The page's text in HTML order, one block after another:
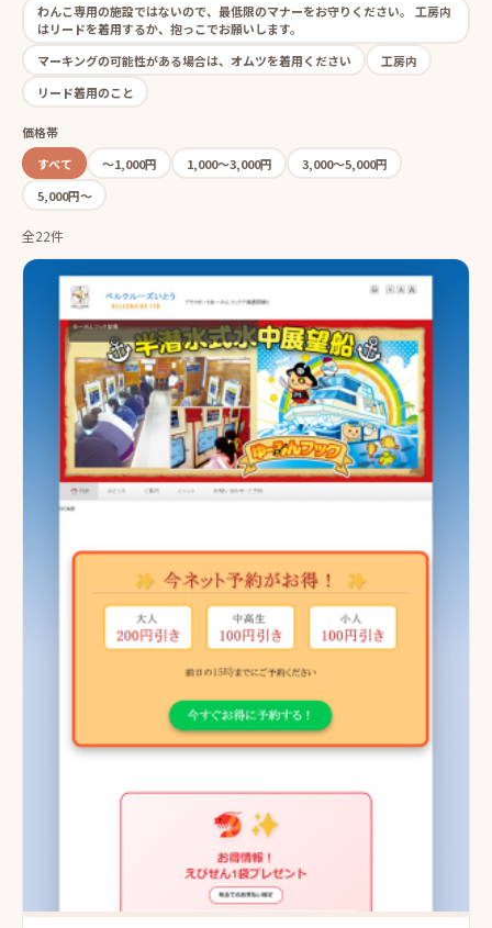
わんこ専用の施設ではないので、最低限のマナーをお守りください。 工房内
はリードを着用するか、抱っこでお願いします。
マーキングの可能性がある場合は、オムツを着用ください
工房内
リード着用のこと
価格帯
すべて
〜1,000円 1,000〜3,000円
3,000〜5,000円
5,000円〜
全22件